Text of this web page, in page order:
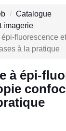
Catalogue
imagerie
fluorescence
à la pratique
à épi-